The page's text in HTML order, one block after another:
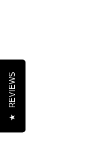
★
REVIEWS